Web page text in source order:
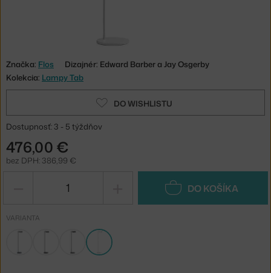
Značka: Flos
Dizajnér: Edward Barber a Jay Osgerby
Kolekcia: Lampy Tab
DO WISHLISTU
Dostupnosť: 3 - 5 týždňov
476,00 €
bez DPH: 386,99 €
DO KOŠÍKA
VARIANTA